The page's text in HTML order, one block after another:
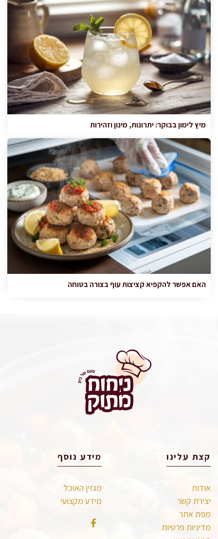
מיץ לימון בבוקר: יתרונות, מינון וזהירות
האם אפשר להקפיא קציצות עוף בצורה בטוחה
קצת עלינו
אודות
יצירת קשר
מפת אתר
מדיניות פרטיות
מידע נוסף
מגזין האוכל
מידע מקצועי